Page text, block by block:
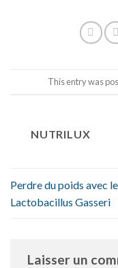
This entry was
NUTRILUX
Perdre du poids avec le
Lactobacillus Gasseri
Laisser un